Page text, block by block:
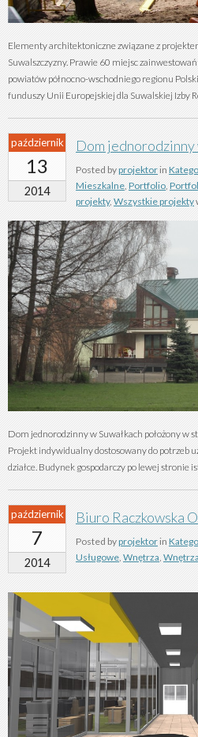
Elementy architektoniczne związane z
Suwalszczyzny. Prawie 60 miejsc
powiatów północno-wschodniego regionu
funduszy Unii Europejskiej dla Suwalskiej Izby
październik
13
2014
Dom jednorodzinny
Posted byprojektorin
Mieszkalne Portfolio
projekty, Wszystkie projekty
Dom jednorodzinny w Suwałkach położony w
Projekt indywidualny dostosowany do potrzeb
działce. Budynek gospodarczy po lewej stronie
październik
7
2014
Biuro Raczkowska
Posted byprojektorin
Usługowe Wnętrza Wnętrza